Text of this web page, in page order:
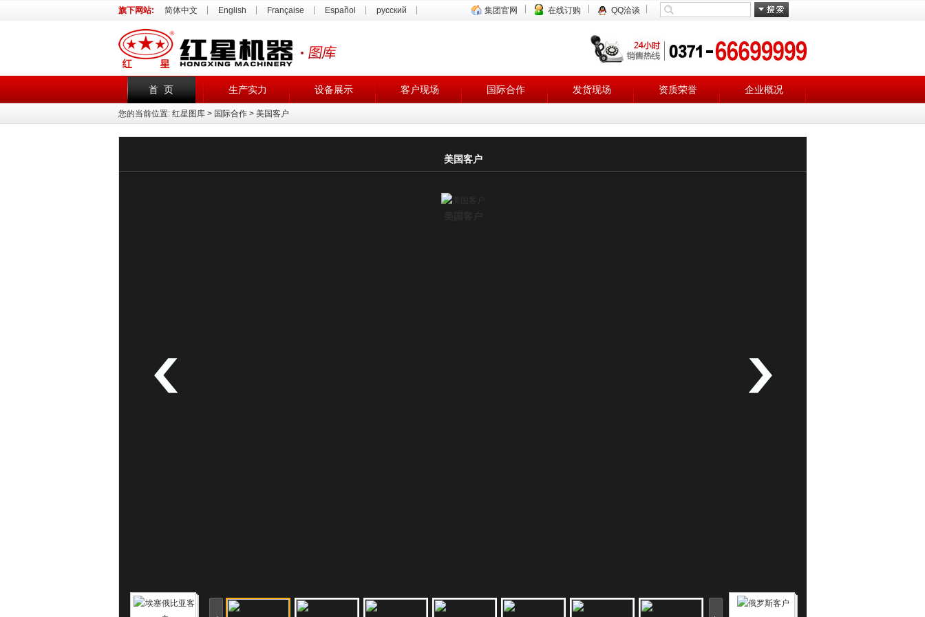
旗下网站: 简体中文 English Française Español русский 集团官网 在线订购 QQ洽谈
首 页 生产实力 设备展示 客户现场 国际合作 发货现场 资质荣誉 企业概况
您的当前位置: 红星图库 > 国际合作 > 美国客户
美国客户